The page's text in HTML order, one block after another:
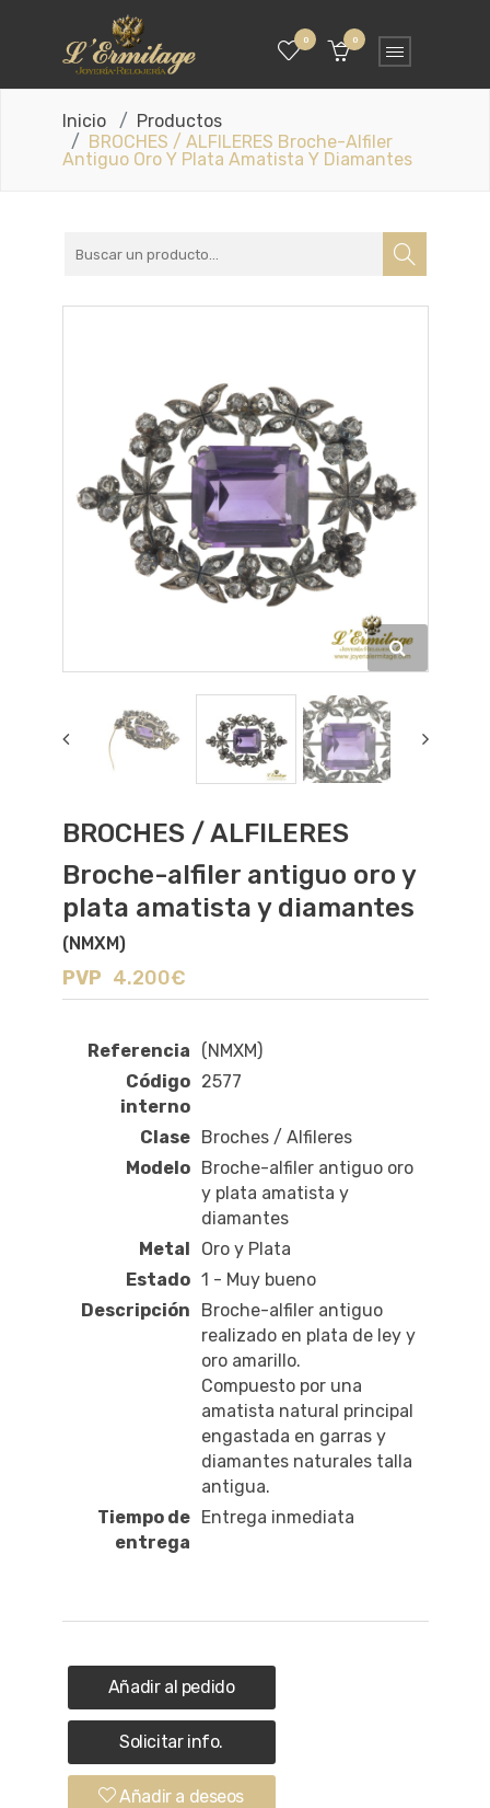
0 0
Inicio
Productos
BROCHES / ALFILERES Broche-Alfiler
Antiguo Oro Y Plata Amatista Y Diamantes
BROCHES / ALFILERES
Broche-alfiler antiguo oro y
plata amatista y diamantes
(NMXM)
PVP 4.200€
Referencia
(NMXM)
Código
interno
2577
Clase Broches / Alfileres
Modelo Broche-alfiler antiguo oro
y plata amatista y
diamantes
Metal
Oro y Plata
Estado 1 - Muy bueno
Descripción
Broche-alfiler antiguo
realizado en plata de ley y
oro amarillo.
Compuesto por una
amatista natural principal
engastada en garras y
diamantes naturales talla
antigua.
Tiempo de
entrega
Entrega inmediata
Añadir al pedido
Solicitar info.
Añadir a deseos